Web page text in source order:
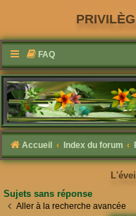
FAQ
Accueil Index du forum
Sujets sans réponse
Aller à la recherche avancée